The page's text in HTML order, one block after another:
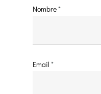
Nombre*
Email *